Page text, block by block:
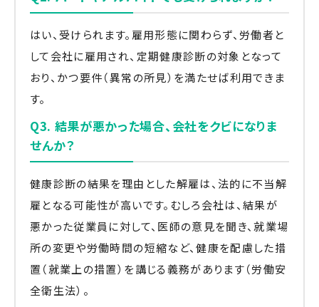
はい、受けられます。雇用形態に関わらず、労働者と
して会社に雇用され、定期健康診断の対象となって
おり、かつ要件（異常の所見）を満たせば利用できま
す。
Q3. 結果が悪かった場合、会社をクビになりま
せんか？
健康診断の結果を理由とした解雇は、法的に不当解
雇となる可能性が高いです。むしろ会社は、結果が
悪かった従業員に対して、医師の意見を聞き、就業場
所の変更や労働時間の短縮など、健康を配慮した措
置（就業上の措置）を講じる義務があります（労働安
全衛生法）。